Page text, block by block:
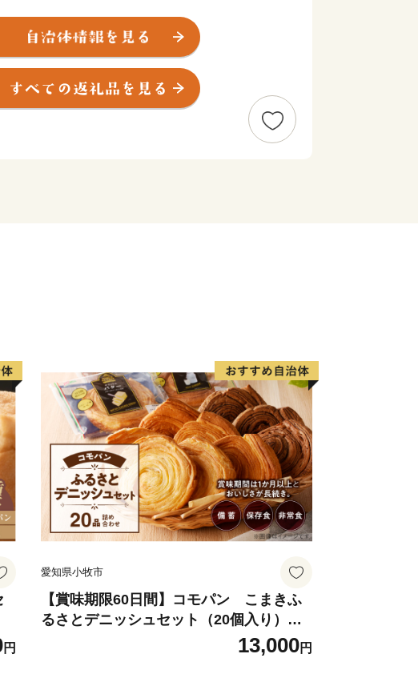
漁業と調和のとれた産業構造となっています。
円
愛知県小牧市
【賞味期限60日間】コモパン こまきふ
るさとデニッシュセット（20個入り）／
災害用備蓄 保存食 非常食 防災グッズにも
13,000円